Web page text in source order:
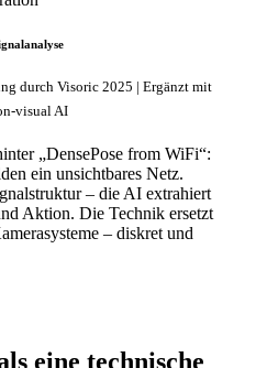
durch Visoric 2025 | Ergänzt mit
visual AI
„DensePose from WiFi“:
ein unsichtbares Netz.
– die AI extrahiert
Aktion. Die Technik ersetzt
– diskret und
eine technische